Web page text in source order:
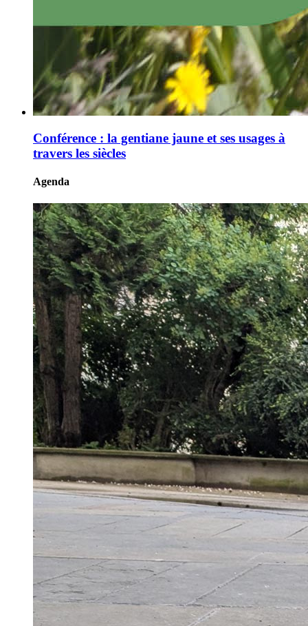
Conférence : la gentiane jaune et ses usages à
travers les siècles
Agenda